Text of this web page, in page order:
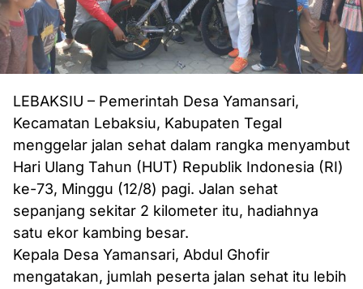
LEBAKSIU – Pemerintah Desa Yamansari,
Kecamatan Lebaksiu, Kabupaten Tegal
menggelar jalan sehat dalam rangka menyambut
Hari Ulang Tahun (HUT) Republik Indonesia (RI)
ke-73, Minggu (12/8) pagi. Jalan sehat
sepanjang sekitar 2 kilometer itu, hadiahnya
satu ekor kambing besar.
Kepala Desa Yamansari, Abdul Ghofir
mengatakan, jumlah peserta jalan sehat itu lebih